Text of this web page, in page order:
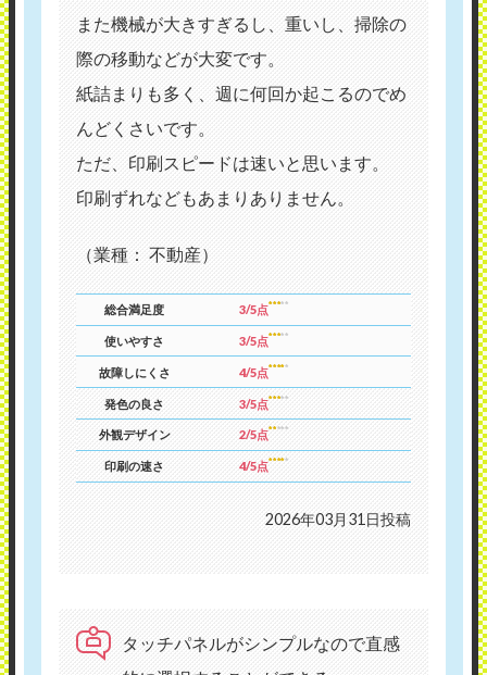
また機械が大きすぎるし、重いし、掃除の
際の移動などが大変です。
紙詰まりも多く、週に何回か起こるのでめ
んどくさいです。
ただ、印刷スピードは速いと思います。
印刷ずれなどもあまりありません。
（業種： 不動産）
総合満足度 3/5点
使いやすさ 3/5点
故障しにくさ 4/5点
発色の良さ 3/5点
外観デザイン 2/5点
印刷の速さ 4/5点
2026年03月31日投稿
タッチパネルがシンプルなので直感